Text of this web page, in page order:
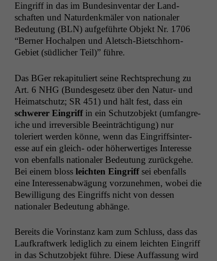
Ein­griff in das im Bun­desin­ven­tar der Land­
schaften und Natur­denkmäler von nationaler
Bedeu­tung (BLN) aufge­führte Objekt Nr. 1706
“Bern­er Hochalpen und Aletsch-Bietschhorn-
Gebi­et (südlich­er Teil)” führe.
Das BGer reka­pit­uliert seine Recht­sprechung zu
Art. 6 NHG (Bun­des­ge­setz über den Natur- und
Heimatschutz; SR 451) und hält fest, dass ein
schw­er­er Ein­griffin ein Schut­zob­jekt (umfan­gre­
iche und irre­versible Beein­träch­ti­gung) nur
toleriert wer­den könne, wenn das Ein­griff­s­in­ter­
esse auf ein gle­ich- oder höher­w­er­tiges Inter­esse
von eben­falls nationaler Bedeu­tung zurück­ge­he.
Bei einem bloss leicht­en Ein­griffsei eben­falls
eine Inter­essen­ab­wä­gung vorzunehmen, wobei die
Bewil­li­gung des Ein­griffs nicht von dessen
nationaler Bedeu­tung abhänge.
Bere­its die Vorin­stanz kam zum Schluss, dass das
Laufkraftwerk lediglich zu einem leicht­en Ein­griff
in das Schut­zob­jekt führe. Diese Auf­fas­sung wird